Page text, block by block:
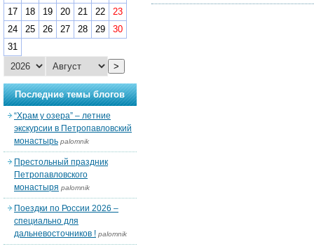
17
18 19 20 21 22
23
24
25 26 27 28 29
30
31
>
Последние темы блогов
“Храм у озера” – летние
экскурсии в Петропавловский
монастырь palomnik
Престольный праздник
Петропавловского
монастыря palomnik
Поездки по России 2026 –
специально для
дальневосточников ! palomnik